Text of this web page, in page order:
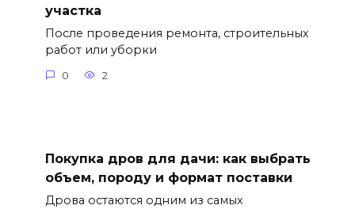
участка
После проведения ремонта, строительных
работ или уборки
0 2
Покупка дров для дачи: как выбрать
объем, породу и формат поставки
Дрова остаются одним из самых